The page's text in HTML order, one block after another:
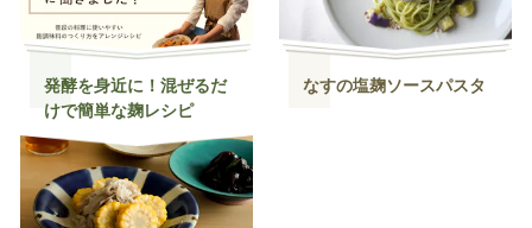
発酵を身近に！混ぜるだ
けで簡単な麹レシピ
なすの塩麹ソースパスタ